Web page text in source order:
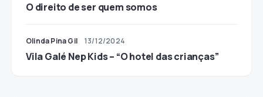
O direito de ser quem somos
Olinda Pina Gil 13/12/2024
Vila Galé Nep Kids – “O hotel das crianças”